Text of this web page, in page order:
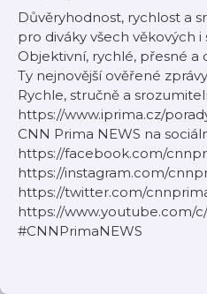
Důvěryhodnost, rychlost a
pro diváky všech věkových i
Objektivní, rychlé, přesné a
Ty nejnovější ověřené
Rychle, stručně a
https://www.iprima.cz/
CNN Prima NEWS na
https://facebook.com/
https://instagram.com/
https://twitter.com/
https://www.youtube.com/
#CNNPrimaNEWS